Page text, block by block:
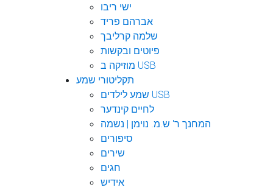
ישי ריבו
אברהם פריד
שלמה קרליבך
פיוטים ובקשות
מוזיקה ב USB
תקליטורי שמע
שמע לילדים USB
לחיים קינדער
המחנך ר' ש.מ. נוימן | נשמה
סיפורים
שירים
חגים
אידיש